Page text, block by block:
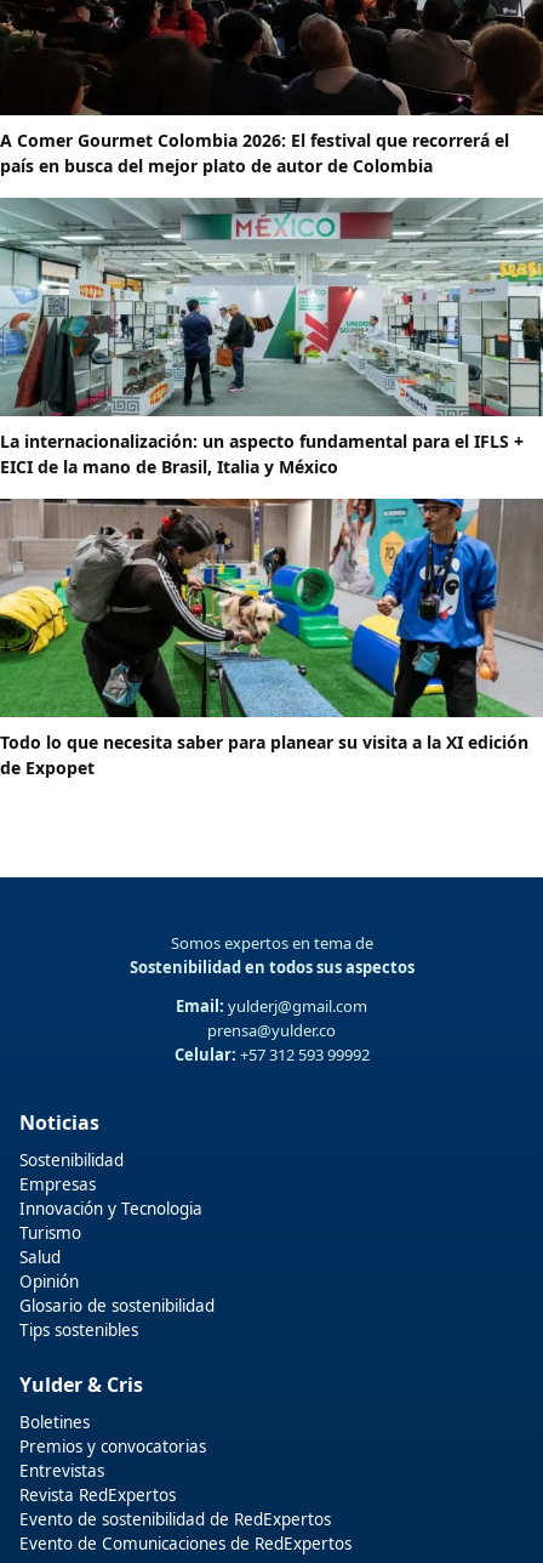
A Comer Gourmet Colombia 2026: El festival que recorrerá el
país en busca del mejor plato de autor de Colombia
La internacionalización: un aspecto fundamental para el IFLS +
EICI de la mano de Brasil, Italia y México
Todo lo que necesita saber para planear su visita a la XI edición
de Expopet
Somos expertos en tema de
Sostenibilidad en todos sus aspectos
Email: yulderj@gmail.com
prensa@yulder.co
Celular: +57 312 593 99992
Noticias
Sostenibilidad
Empresas
Innovación y Tecnologia
Turismo
Salud
Opinión
Glosario de sostenibilidad
Tips sostenibles
Yulder & Cris
Boletines
Premios y convocatorias
Entrevistas
Revista RedExpertos
Evento de sostenibilidad de RedExpertos
Evento de Comunicaciones de RedExpertos